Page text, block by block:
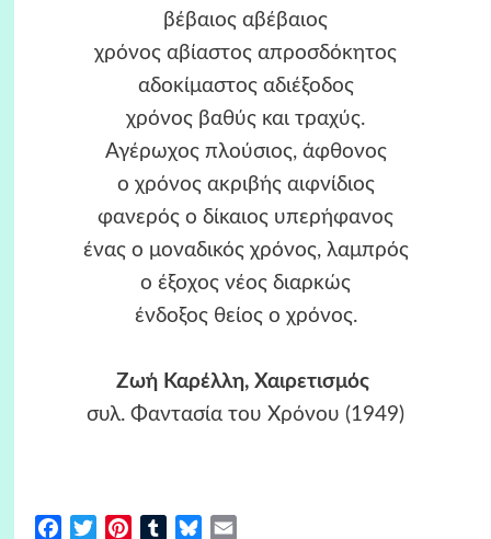
βέβαιος αβέβαιος
χρόνος αβίαστος απροσδόκητος
αδοκίμαστος αδιέξοδος
χρόνος βαθύς και τραχύς.
Αγέρωχος πλούσιος, άφθονος
o χρόνος ακριβής αιφνίδιος
φανερός ο δίκαιος υπερήφανος
ένας ο μοναδικός χρόνος, λαμπρός
ο έξοχος νέος διαρκώς
ένδοξος θείος ο χρόνος.
Ζωή Καρέλλη, Χαιρετισμός
συλ. Φαντασία του Χρόνου (1949)
FacebookTwitterPinterestTumblrBluesky